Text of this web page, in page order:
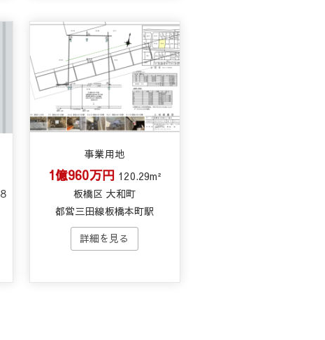
事業用地
1億960万円 120.29m²
板橋区 大和町
都営三田線板橋本町駅